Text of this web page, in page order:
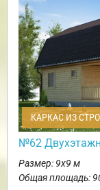
КАРКАС ИЗ
№62
Размер: 9х9 м
Общая площадь: